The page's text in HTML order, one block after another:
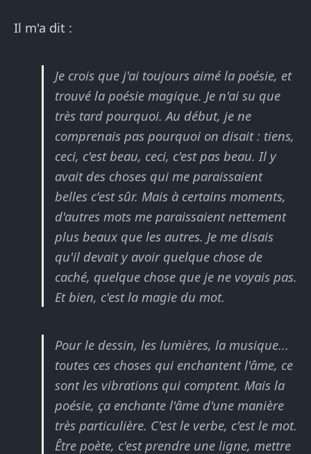
Il m'a dit :
Je crois que j'ai toujours aimé la poésie, et
trouvé la poésie magique. Je n'ai su que
très tard pourquoi. Au début, je ne
comprenais pas pourquoi on disait : tiens,
ceci, c'est beau, ceci, c'est pas beau. Il y
avait des choses qui me paraissaient
belles c'est sûr. Mais à certains moments,
d'autres mots me paraissaient nettement
plus beaux que les autres. Je me disais
qu'il devait y avoir quelque chose de
caché, quelque chose que je ne voyais pas.
Et bien, c'est la magie du mot.
Pour le dessin, les lumières, la musique...
toutes ces choses qui enchantent l'âme, ce
sont les vibrations qui comptent. Mais la
poésie, ça enchante l'âme d'une manière
très particulière. C'est le verbe, c'est le mot.
Être poète, c'est prendre une ligne, mettre